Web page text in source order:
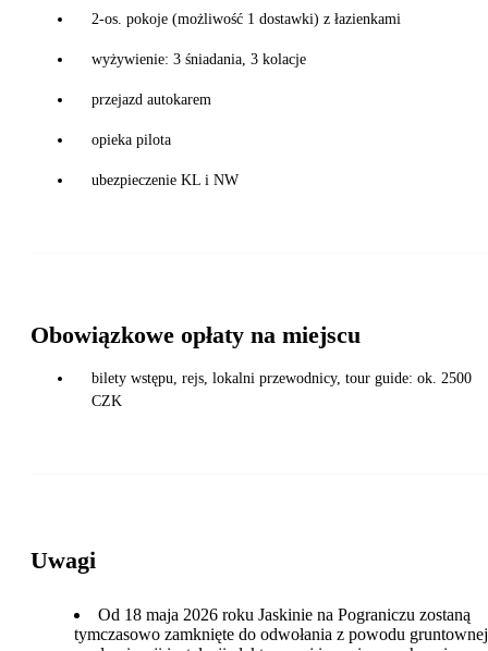
2-os. pokoje (możliwość 1 dostawki) z łazienkami
wyżywienie: 3 śniadania, 3 kolacje
przejazd autokarem
opieka pilota
ubezpieczenie KL i NW
Obowiązkowe opłaty na miejscu
bilety wstępu, rejs, lokalni przewodnicy, tour guide: ok. 2500
CZK
Uwagi
Od 18 maja 2026 roku Jaskinie na Pograniczu zostaną
tymczasowo zamknięte do odwołania z powodu gruntownej